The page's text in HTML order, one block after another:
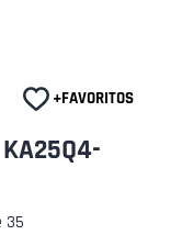
35